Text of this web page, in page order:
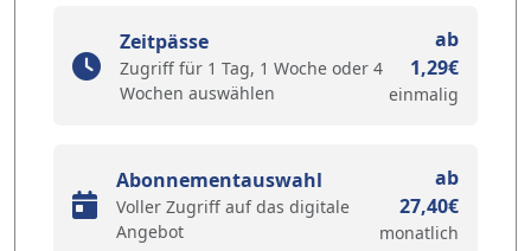
Zeitpässe
Zugriff für 1 Tag, 1 Woche oder 4
Wochen auswählen
ab
1,29€
einmalig
Abonnementauswahl
Voller Zugriff auf das digitale
Angebot
ab
27,40€
monatlich